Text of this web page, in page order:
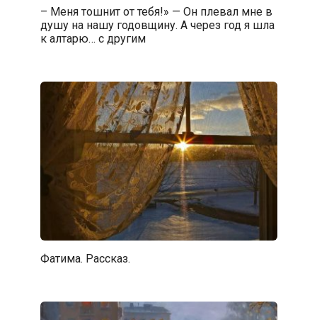
– Меня тошнит от тебя!» — Он плевал мне в
душу на нашу годовщину. А через год я шла
к алтарю… с другим
Фатима. Рассказ.